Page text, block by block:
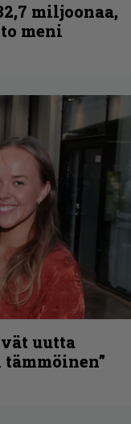
miljoonaa,
meni
uutta